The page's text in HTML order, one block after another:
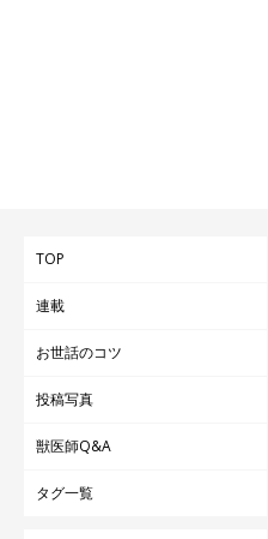
のだそう。2匹のやりとりを見
な一面」が見られるといいます。
「どらみは妹ですが、兄のち
ちょっかいをかけています。
TOP
連載
お世話のコツ
投稿写真
獣医師Q&A
タグ一覧